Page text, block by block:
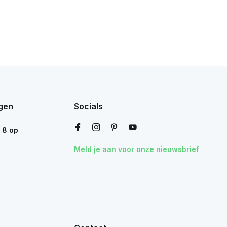
8 op
Socials
Meld je aan voor onze nieuwsbrief